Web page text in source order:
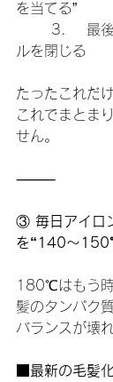
を当てる”
ルを閉じる
たったこれだけ
これでまとま
せん。
⸻
③ 毎日アイロ
を“140〜
180℃はもう時
髪のタンパク
バランスが壊
■最新の毛髪